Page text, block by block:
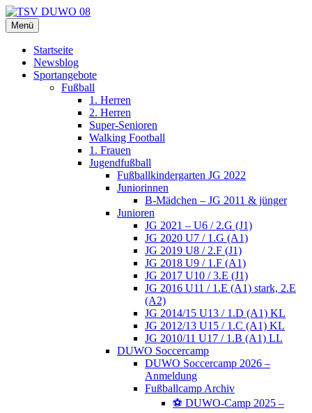
Zum
Inhalt
springen
TSV DUWO 08
Hamburg Sportverein Ohlstedt
Menü
Startseite
Newsblog
Sportangebote
Fußball
1. Herren
2. Herren
Super-Senioren
Walking Football
1. Frauen
Jugendfußball
Fußballkindergarten JG 2022
Juniorinnen
B-Mädchen – JG 2011 & jünger
Junioren
JG 2021 – U6 / 2.G (J1)
JG 2020 U7 / 1.G (A1)
JG 2019 U8 / 2.F (J1)
JG 2018 U9 / 1.F (A1)
JG 2017 U10 / 3.E (J1)
JG 2016 U11 / 1.E (A1) stark, 2.E
(A2)
JG 2014/15 U13 / 1.D (A1) KL
JG 2012/13 U15 / 1.C (A1) KL
JG 2010/11 U17 / 1.B (A1) LL
DUWO Soccercamp
DUWO Soccercamp 2026 –
Anmeldung
Fußballcamp Archiv
⚽️ DUWO-Camp 2025 –